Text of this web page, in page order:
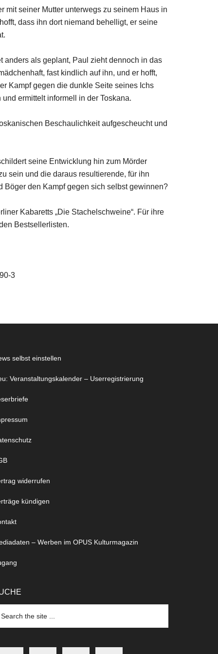
mit seiner Mutter unterwegs zu seinem Haus in
dass ihn dort niemand behelligt, er seine
anders als geplant, Paul zieht dennoch in das
fast kindlich auf ihn, und er hofft,
Kampf gegen die dunkle Seite seines Ichs
ermittelt informell in der Toskana.
Beschaulichkeit aufgescheucht und
seine Entwicklung hin zum Mörder
sein und die daraus resultierende, für ihn
Böger den Kampf gegen sich selbst gewinnen?
Kabaretts „Die Stachelschweine“. Für ihre
Bestsellerlisten.
3
selbst einstellen
Veranstaltungskalender – Userregistrierung
widerrufen
kündigen
– Werben im OPUS Kulturmagazin